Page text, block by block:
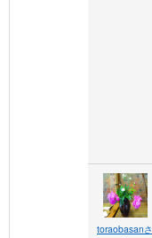
toraobasanさ